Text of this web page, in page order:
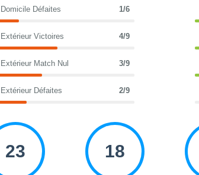
Domicile Défaites 1/6
Extérieur Victoires 4/9
Extérieur Match Nul 3/9
Extérieur Défaites 2/9
23 18